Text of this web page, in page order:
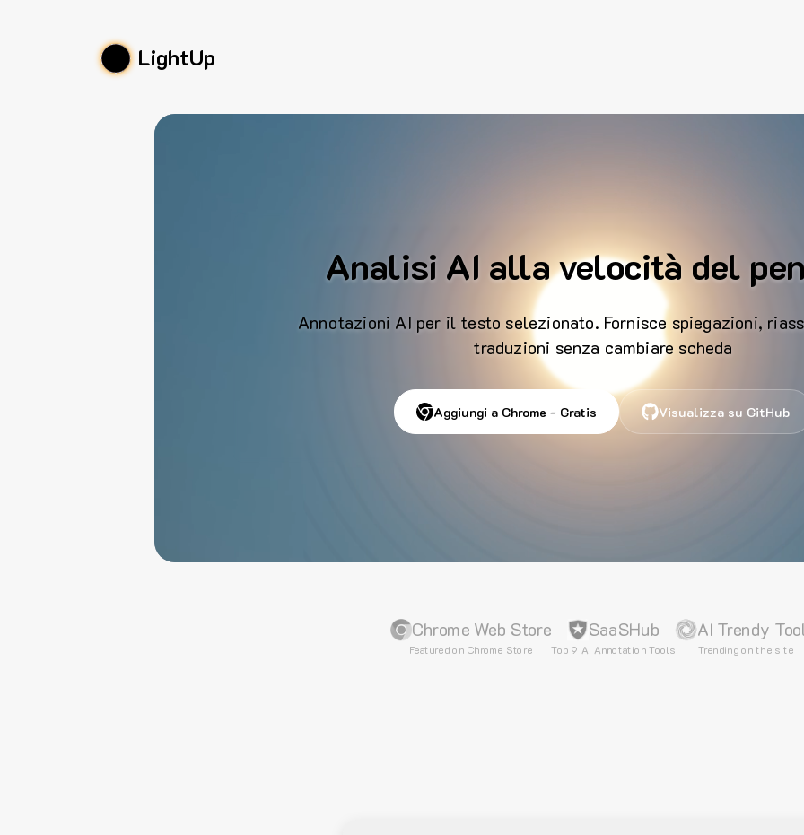
LightUp
Analisi AI alla velocità del
Annotazioni AI per il testo selezionato. Fornisce spiegazioni,
traduzioni senza cambiare scheda
Aggiungi a Chrome - Gratis Visualizza su GitHub
Chrome Web Store
Featured on Chrome Store
SaaSHub
Top 9 AI Annotation Tools
AI Trendy
Trending on the site